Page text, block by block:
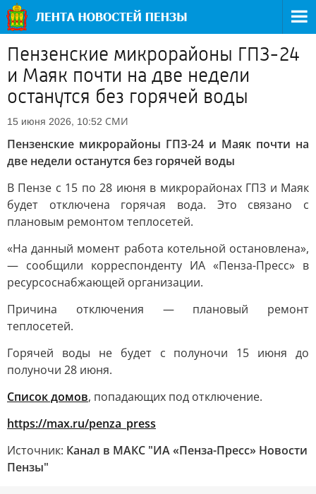
Пензенские микрорайоны ГПЗ-24
и Маяк почти на две недели
останутся без горячей воды
15 июня 2026, 10:52 СМИ
Пензенские микрорайоны ГПЗ-24 и Маяк почти на
две недели останутся без горячей воды
В Пензе с 15 по 28 июня в микрорайонах ГПЗ и Маяк
будет отключена горячая вода. Это связано с
плановым ремонтом теплосетей.
«На данный момент работа котельной остановлена»,
— сообщили корреспонденту ИА «Пенза-Пресс» в
ресурсоснабжающей организации.
Причина отключения — плановый ремонт
теплосетей.
Горячей воды не будет с полуночи 15 июня до
полуночи 28 июня.
Список домов, попадающих под отключение.
https://max.ru/penza_press
Источник: Канал в МАКС "ИА «Пенза-Пресс» Новости
Пензы"